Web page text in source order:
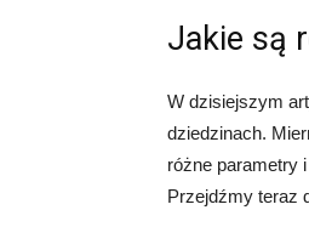
Jakie są
W dzisiejszym
dziedzinach.
różne parametry
Przejdźmy teraz